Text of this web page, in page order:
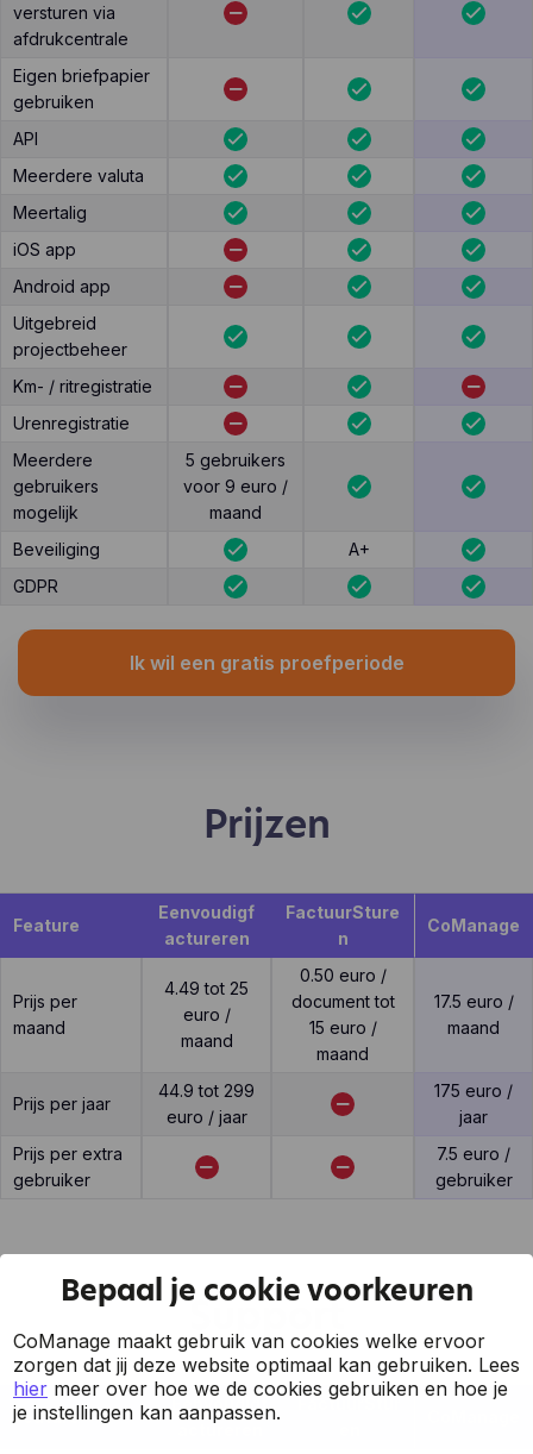
versturen via
afdrukcentrale
Eigen briefpapier
gebruiken
API
Meerdere valuta
Meertalig
iOS app
Android app
Uitgebreid
projectbeheer
Km- / ritregistratie
Urenregistratie
Meerdere
gebruikers
mogelijk
5 gebruikers
voor 9 euro /
maand
Beveiliging
A+
GDPR
Ik wil een gratis proefperiode
Prijzen
Feature
Eenvoudigf
actureren
FactuurSture
n
CoManage
Prijs per
maand
4.49 tot 25
euro /
maand
0.50 euro /
document tot
15 euro /
maand
17.5 euro /
maand
Prijs per jaar
44.9 tot 299
euro / jaar
175 euro /
jaar
Prijs per extra
gebruiker
7.5 euro /
gebruiker
Support
Feature
actureren
FactuurStur
Bepaal je cookie voorkeuren
CoManage maakt gebruik van cookies welke ervoor
zorgen dat jij deze website optimaal kan gebruiken. Lees
hier meer over hoe we de cookies gebruiken en hoe je
je instellingen kan aanpassen.